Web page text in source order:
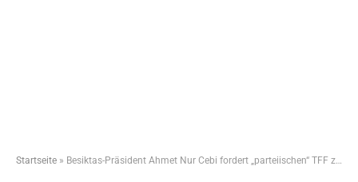
Startseite » Besiktas-Präsident Ahmet Nur Cebi fordert „parteiischen“ TFF zum Rücktritt auf!